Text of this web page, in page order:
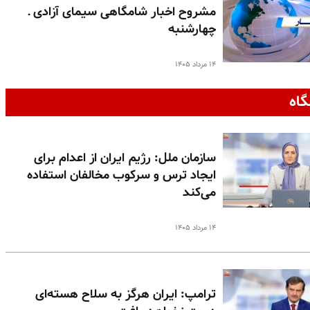
مشروح اخبار شامگاهی سیمای آزادی ـ
چهارشنبه
۱۴ مرداد ۱۴۰۵
سازمان ملل: رژیم ایران از اعدام برای
ایجاد ترس و سرکوب مخالفان استفاده
می‌کند
۱۴ مرداد ۱۴۰۵
ترامپ: ایران هرگز به سلاح هسته‌ای